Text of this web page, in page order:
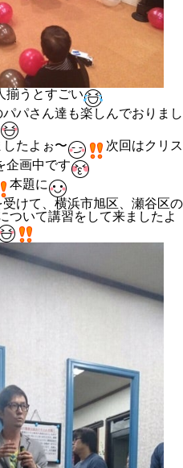
揃うとすごい
パさん達も楽しんでおりまし
たよぉ〜
次回はクリス
企画中です
本題に
けて、横浜市旭区、瀬谷区の
ついて講習をして来ましたよ